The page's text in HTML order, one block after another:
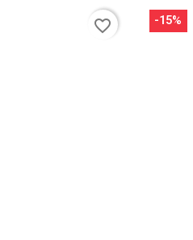
favorite_border -15%